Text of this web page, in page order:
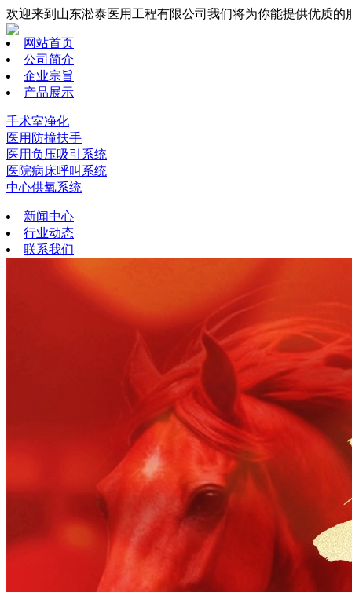
欢迎来到山东淞泰医用工程有限公司我们将为你能提供优质的
网站首页
公司简介
企业宗旨
产品展示
手术室净化
医用防撞扶手
医用负压吸引系统
医院病床呼叫系统
中心供氧系统
新闻中心
行业动态
联系我们